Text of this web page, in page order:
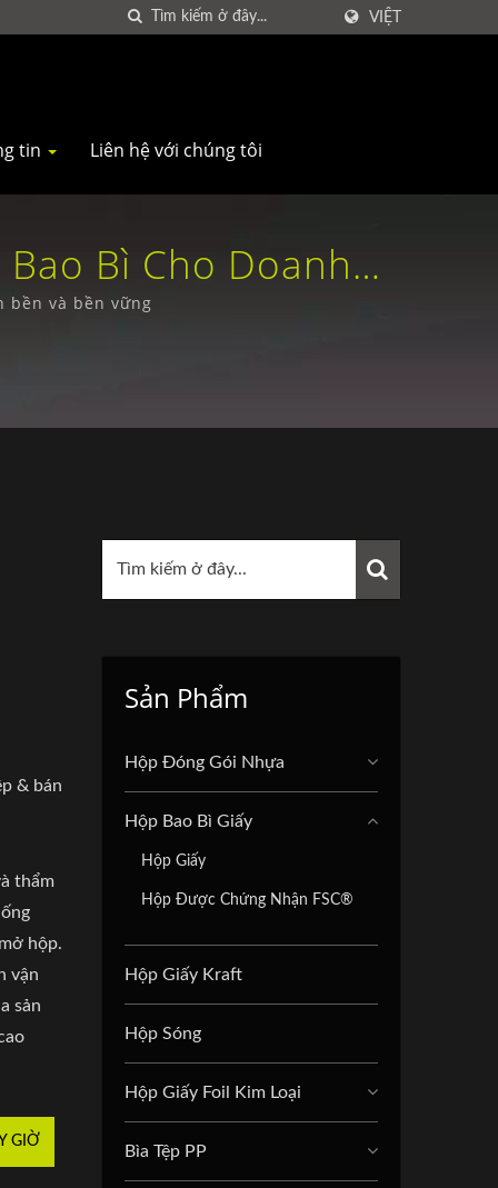
VIỆT
tin Liên hệ với chúng tôi
Bì Cho Doanh
Cho Người Mua
bền và bền vững
& bán
thẩm
hộp.
vận
sản
GIỜ
Sản Phẩm
Hộp Đóng Gói Nhựa
Hộp Bao Bì Giấy
Hộp Giấy
Hộp Được Chứng Nhận FSC®
Hộp Giấy Kraft
Hộp Sóng
Hộp Giấy Foil Kim Loại
Bìa Tệp PP